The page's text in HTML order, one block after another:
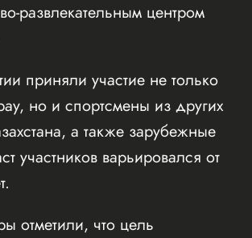
развлекательным центром
приняли участие не только
но и спортсмены из других
а также зарубежные
участников варьировался от
отметили, что цель